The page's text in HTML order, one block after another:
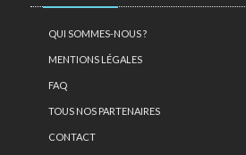
QUI SOMMES-NOUS ?
MENTIONS LÉGALES
FAQ
TOUS NOS PARTENAIRES
CONTACT